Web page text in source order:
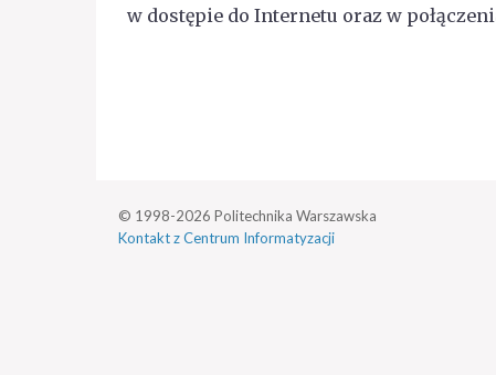
w dostępie do Internetu oraz w
© 1998-2026 Politechnika Warszawska
Kontakt z Centrum Informatyzacji